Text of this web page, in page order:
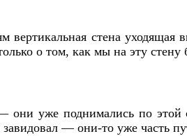
стена
о том, как мы на эту
уже поднимались по этой
— они-то уже часть